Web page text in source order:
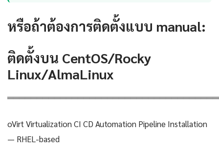
หรือถ้าต้องการติดตั้งแบบ manual:
ติดตั้งบน CentOS/Rocky
Linux/AlmaLinux
oVirt Virtualization CI CD Automation Pipeline Installation
— RHEL-based